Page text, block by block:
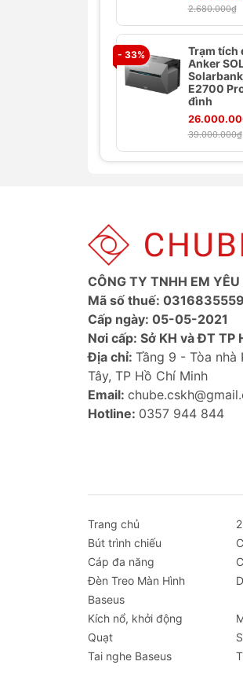
vật liệu dây
ngàn lần uốn
Truyền dữ liệu
liệu lên đến
nhanh chóng.
Ảnh sản phẩm
Thông số kỹ
Model
Loại cáp
Công suất tối đa
Tốc độ truyền dữ
liệu
Tương thích
FAQ (Hỏi đáp
Dưới đây là một số
1. Khi sạc 2 thiết bị
Khi sạc đồng thời
thuộc vào yêu cầu
2.680.000₫
- 33%
Trạm tích
Anker
E2700
đình
39.000.000₫
CÔNG TY TNHH EM
Mã số thuế: 0316835559
Cấp ngày: 05-05-2021
Nơi cấp: Sở KH và ĐT TP
Địa chỉ: Tầng 9 - Tòa nhà
Tây, TP Hồ Chí Minh
Email:
Hotline: 0357 944 844
Trang chủ
Bút trình chiếu
Cáp đa năng
Đèn Treo Màn Hình
Baseus
Kích nổ, khởi động
Quạt
Tai nghe Baseus